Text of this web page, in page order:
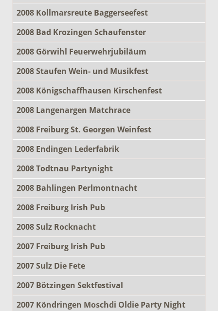
2008 Kollmarsreute Baggerseefest
2008 Bad Krozingen Schaufenster
2008 Görwihl Feuerwehrjubiläum
2008 Staufen Wein- und Musikfest
2008 Königschaffhausen Kirschenfest
2008 Langenargen Matchrace
2008 Freiburg St. Georgen Weinfest
2008 Endingen Lederfabrik
2008 Todtnau Partynight
2008 Bahlingen Perlmontnacht
2008 Freiburg Irish Pub
2008 Sulz Rocknacht
2007 Freiburg Irish Pub
2007 Sulz Die Fete
2007 Bötzingen Sektfestival
2007 Köndringen Moschdi Oldie Party Night